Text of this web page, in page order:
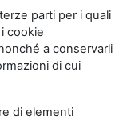
parti per i quali
cookie
a conservarli
di cui
di elementi